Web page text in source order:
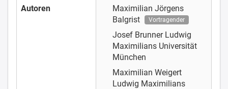
Autoren
Maximilian Jörgens
Balgrist
Vortragender
Josef Brunner Ludwig
Maximilians Universität
München
Maximilian Weigert
Ludwig Maximilians